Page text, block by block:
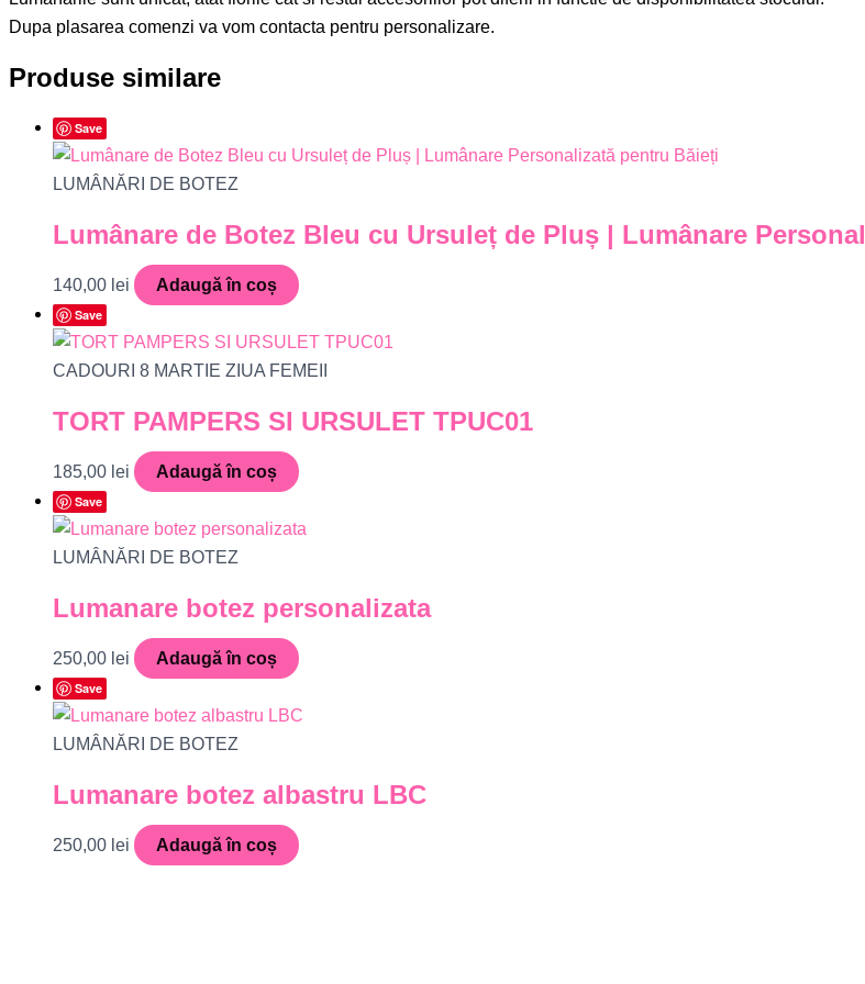
Dupa plasarea comenzi va vom contacta pentru personalizare.
Produse similare
Save
LUMÂNĂRI DE BOTEZ
Lumânare de Botez Bleu cu Ursuleț de Pluș | Lumânare
140,00 lei Adaugă în coș
Save
CADOURI 8 MARTIE ZIUA FEMEII
TORT PAMPERS SI URSULET TPUC01
185,00 lei Adaugă în coș
Save
LUMÂNĂRI DE BOTEZ
Lumanare botez personalizata
250,00 lei Adaugă în coș
Save
LUMÂNĂRI DE BOTEZ
Lumanare botez albastru LBC
250,00 lei Adaugă în coș